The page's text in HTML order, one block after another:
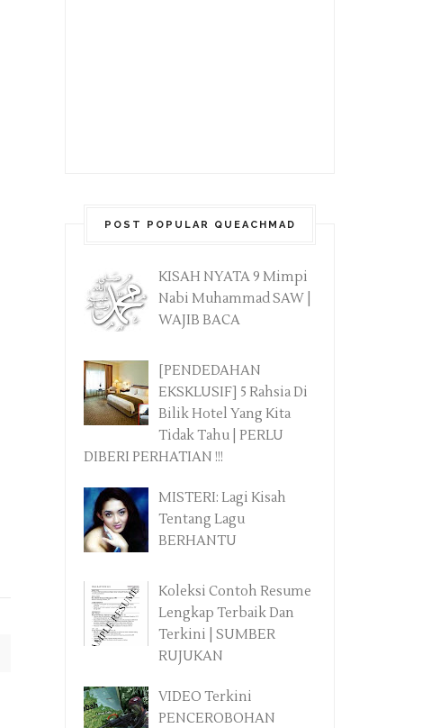
POST POPULAR QUEACHMAD
KISAH NYATA 9 Mimpi
Nabi Muhammad SAW |
WAJIB BACA
[PENDEDAHAN
EKSKLUSIF] 5 Rahsia Di
Bilik Hotel Yang Kita
Tidak Tahu | PERLU
DIBERI PERHATIAN !!!
MISTERI: Lagi Kisah
Tentang Lagu
BERHANTU
Koleksi Contoh Resume
Lengkap Terbaik Dan
Terkini | SUMBER
RUJUKAN
VIDEO Terkini
PENCEROBOHAN